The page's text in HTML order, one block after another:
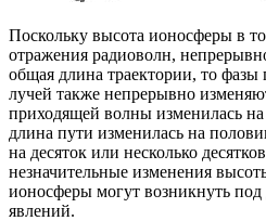
Поскольку высота ионосферы в
отражения радиоволн,
общая длина траектории, то
лучей также непрерывно
приходящей волны изменилась на
длина пути изменилась на
на десяток или несколько
незначительные изменения
ионосферы могут возникнуть
явлений.